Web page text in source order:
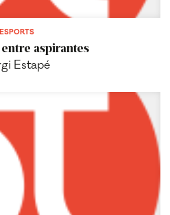
ESPORTS
aspirantes
Estapé